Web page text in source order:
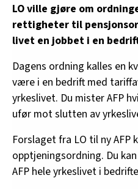
LO ville gjøre om
rettigheter til
livet en jobbet i en bedrift
Dagens ordning kalles en
være i en bedrift med
yrkeslivet. Du mister AFP
ufør mot slutten av
Forslaget fra LO til ny AFP
opptjeningsordning. Du
AFP hele yrkeslivet i